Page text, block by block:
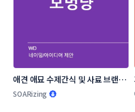
애견 애묘 수제간식 및 사료 브랜드
작명부탁드립니다.
SOARizing